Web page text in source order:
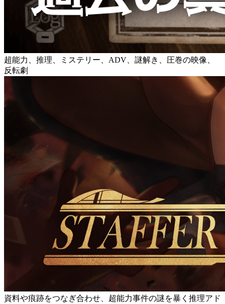
超能力、推理、ミステリー、ADV、謎解き、圧巻の映像、
反転劇
資料や痕跡をつなぎ合わせ、超能力事件の謎を暴く推理アド